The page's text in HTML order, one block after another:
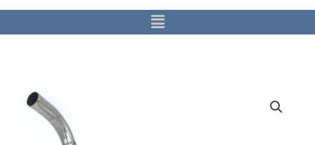
Menu
Jahutustoru
68102127AE